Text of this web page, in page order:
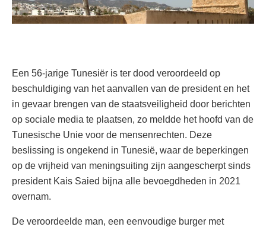
Een 56-jarige Tunesiër is ter dood veroordeeld op
beschuldiging van het aanvallen van de president en het
in gevaar brengen van de staatsveiligheid door berichten
op sociale media te plaatsen, zo meldde het hoofd van de
Tunesische Unie voor de mensenrechten. Deze
beslissing is ongekend in Tunesië, waar de beperkingen
op de vrijheid van meningsuiting zijn aangescherpt sinds
president Kais Saied bijna alle bevoegdheden in 2021
overnam.
De veroordeelde man, een eenvoudige burger met